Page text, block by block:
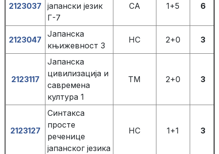
2123037
јапански језик
Г-7
СА 1+5 6
2123047
Јапанска
књижевност 3
НС 2+0 3
2123117
Јапанска
цивилизација и
савремена
култура 1
ТМ 2+0 3
2123127
Синтакса
просте
реченице
јапанског језика
НС 1+1 3